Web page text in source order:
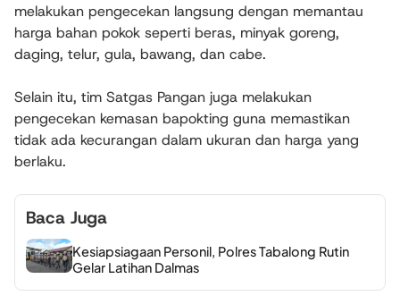
melakukan pengecekan langsung dengan memantau
harga bahan pokok seperti beras, minyak goreng,
daging, telur, gula, bawang, dan cabe.
Selain itu, tim Satgas Pangan juga melakukan
pengecekan kemasan bapokting guna memastikan
tidak ada kecurangan dalam ukuran dan harga yang
berlaku.
Baca Juga
Kesiapsiagaan Personil, Polres Tabalong Rutin
Gelar Latihan Dalmas